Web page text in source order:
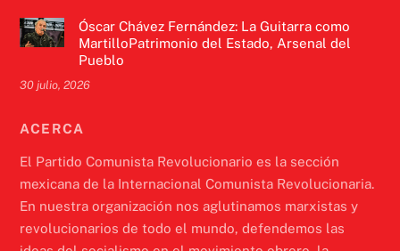
Óscar Chávez Fernández: La Guitarra como
MartilloPatrimonio del Estado, Arsenal del
Pueblo
30 julio, 2026
ACERCA
El Partido Comunista Revolucionario es la sección
mexicana de la Internacional Comunista Revolucionaria.
En nuestra organización nos aglutinamos marxistas y
revolucionarios de todo el mundo, defendemos las